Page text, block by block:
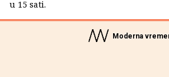
u 15 sati.
Moderna